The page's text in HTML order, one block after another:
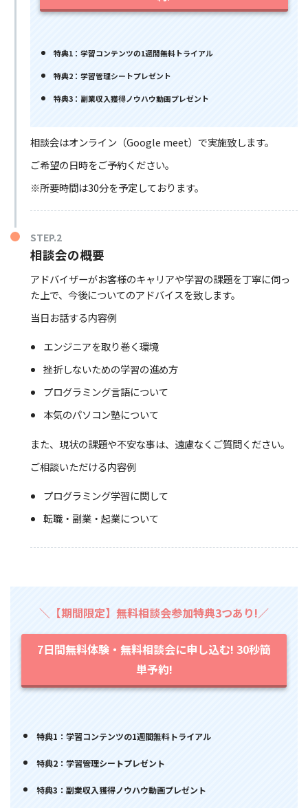
特典1：学習コンテンツの1週間無料トライアル
特典2：学習管理シートプレゼント
特典3：副業収入獲得ノウハウ動画プレゼント
相談会はオンライン（Google meet）で実施致します。
ご希望の日時をご予約ください。
※所要時間は30分を予定しております。
STEP.2
相談会の概要
アドバイザーがお客様のキャリアや学習の課題を丁寧に伺っ
た上で、今後についてのアドバイスを致します。
当日お話する内容例
エンジニアを取り巻く環境
挫折しないための学習の進め方
プログラミング言語について
本気のパソコン塾について
また、現状の課題や不安な事は、遠慮なくご質問ください。
ご相談いただける内容例
プログラミング学習に関して
転職・副業・起業について
＼【期間限定】無料相談会参加特典3つあり!／
7日間無料体験・無料相談会に申し込む! 30秒簡
単予約!
特典1：学習コンテンツの1週間無料トライアル
特典2：学習管理シートプレゼント
特典3：副業収入獲得ノウハウ動画プレゼント